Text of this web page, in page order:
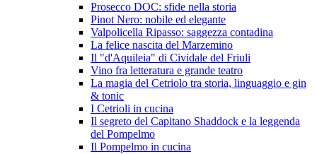
Prosecco DOC: sfide nella storia
Pinot Nero: nobile ed elegante
Valpolicella Ripasso: saggezza contadina
La felice nascita del Marzemino
Il "d'Aquileia" di Cividale del Friuli
Vino fra letteratura e grande teatro
La magia del Cetriolo tra storia, linguaggio e gin
& tonic
I Cetrioli in cucina
Il segreto del Capitano Shaddock e la leggenda
del Pompelmo
Il Pompelmo in cucina